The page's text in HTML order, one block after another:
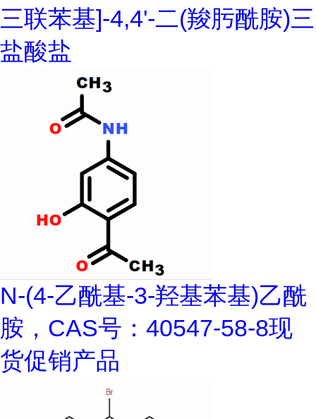
三联苯基]-4,4'-二(羧肟酰胺)三
盐酸盐
N-(4-乙酰基-3-羟基苯基)乙酰
胺，CAS号：40547-58-8现
货促销产品